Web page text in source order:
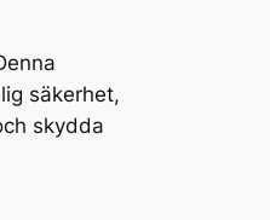
säkerhet,
skydda